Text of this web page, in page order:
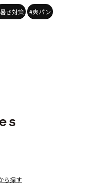
さ対策 #爽パン
ら探す